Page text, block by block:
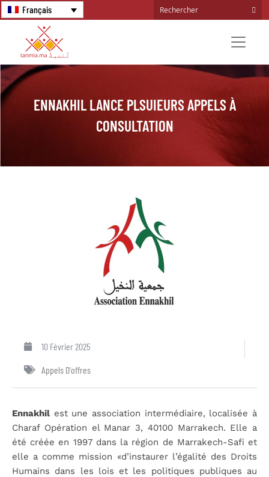
Français
ENNAKHIL LANCE PLSUIEURS APPELS À
CONSULTATION
10 Février 2025
Appels D'offres
Ennakhil est une association intermédiaire, localisée à
Charaf Opération el Manar 3, 40100 Marrakech. Elle a
été créée en 1997 dans la région de Marrakech-Safi et
elle a comme mission «d’instaurer l’égalité des Droits
Humains dans les lois et les politiques publiques au